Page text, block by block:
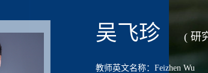
吴飞珍 ( 研
教师英文名称：Feizhen Wu